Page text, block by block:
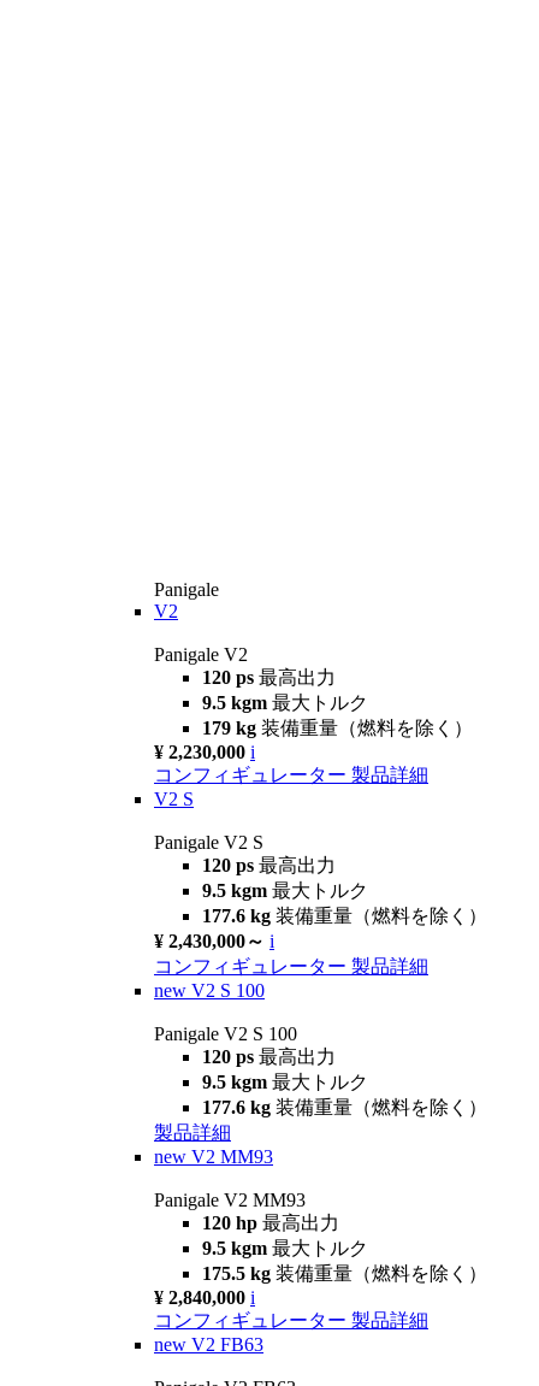
Panigale
V2
Panigale V2
120 ps 最高出力
9.5 kgm 最大トルク
179 kg 装備重量（燃料を除く）
¥ 2,230,000 i
コンフィギュレーター 製品詳細
V2 S
Panigale V2 S
120 ps 最高出力
9.5 kgm 最大トルク
177.6 kg 装備重量（燃料を除く）
¥ 2,430,000～ i
コンフィギュレーター 製品詳細
new V2 S 100
Panigale V2 S 100
120 ps 最高出力
9.5 kgm 最大トルク
177.6 kg 装備重量（燃料を除く）
製品詳細
new V2 MM93
Panigale V2 MM93
120 hp 最高出力
9.5 kgm 最大トルク
175.5 kg 装備重量（燃料を除く）
¥ 2,840,000 i
コンフィギュレーター 製品詳細
new V2 FB63